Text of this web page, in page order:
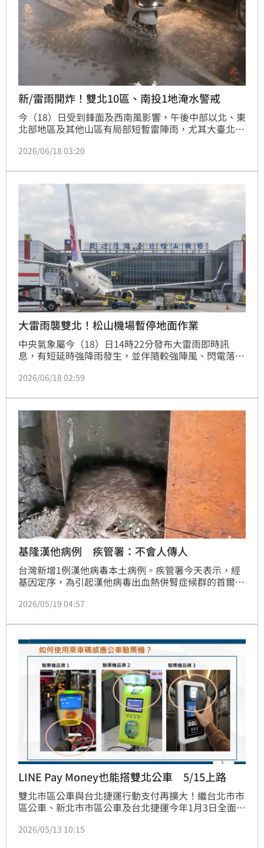
新/雷雨開炸！雙北10區、南投1地淹水警戒
今（18）日受到鋒面及西南風影響，午後中部以北、東
北部地區及其他山區有局部短暫雷陣雨，尤其大臺北地
今日午後持續被大雨轟炸，經濟部水利署防災資訊中心
2026/06/18 03:20
大雷雨襲雙北！松山機場暫停地面作業
中央氣象屬今（18）日14時22分發布大雷雨即時訊
息，有短延時強降雨發生，並伴隨較強陣風、閃電落
積水、低能見度、雷擊。稍早民航局也宣布，受到天氣
2026/06/18 02:59
基隆漢他病例 疾管署：不會人傳人
台灣新增1例漢他病毒本土病例。疾管署今天表示，經
基因定序，為引起漢他病毒出血熱併腎症候群的首爾病
郵輪」安地斯病毒不同。
2026/05/19 04:57
LINE Pay Money也能搭雙北公車 5/15上路
雙北市區公車與台北捷運行動支付再擴大！繼台北市市
區公車、新北市市區公車及台北捷運今年1月3日全面開
起，LINE Pay Money也將正式加入服務行列，民眾未
2026/05/13 10:15